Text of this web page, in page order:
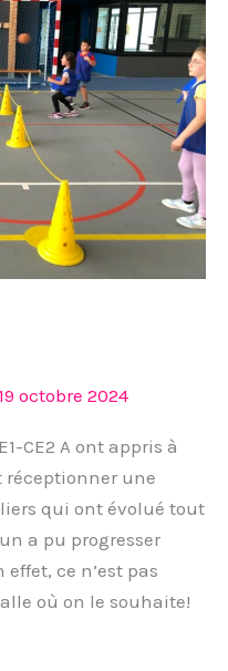
19 octobre 2024
CE2 A ont appris à
une
qui ont évolué tout
a pu progresser
ce n’est pas
où on le souhaite!